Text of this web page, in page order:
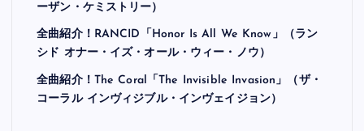
ーザン・ケミストリー）
全曲紹介！RANCID「Honor Is All We Know」（ラン
シド オナー・イズ・オール・ウィー・ノウ）
全曲紹介！The Coral「The Invisible Invasion」（ザ・
コーラル インヴィジブル・インヴェイジョン）